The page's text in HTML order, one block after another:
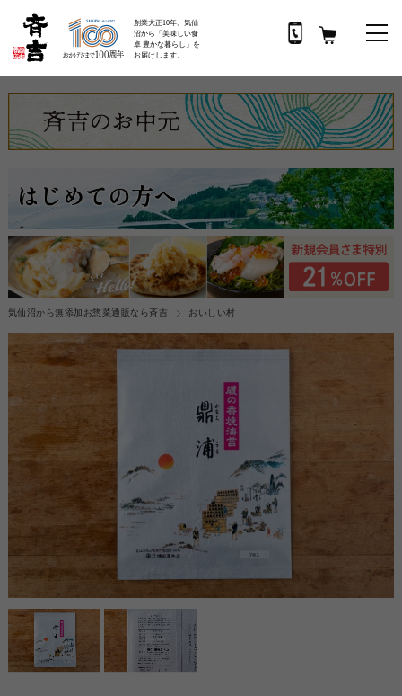
創業大正10年。気仙
沼から「美味しい食
卓 豊かな暮らし」を
お届けします。
気仙沼から無添加お惣菜通販なら斉吉 おいしい村